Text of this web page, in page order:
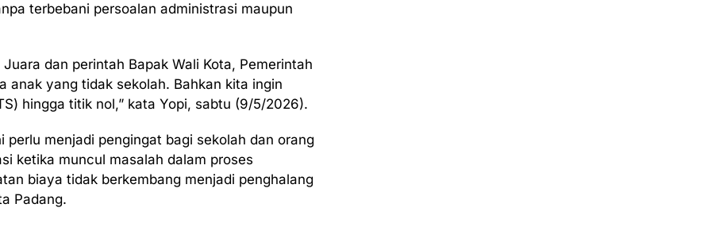
terbebani persoalan administrasi maupun
dan perintah Bapak Wali Kota, Pemerintah
anak yang tidak sekolah. Bahkan kita ingin
hingga titik nol,” kata Yopi, sabtu (9/5/2026).
perlu menjadi pengingat bagi sekolah dan orang
ketika muncul masalah dalam proses
biaya tidak berkembang menjadi penghalang
Padang.